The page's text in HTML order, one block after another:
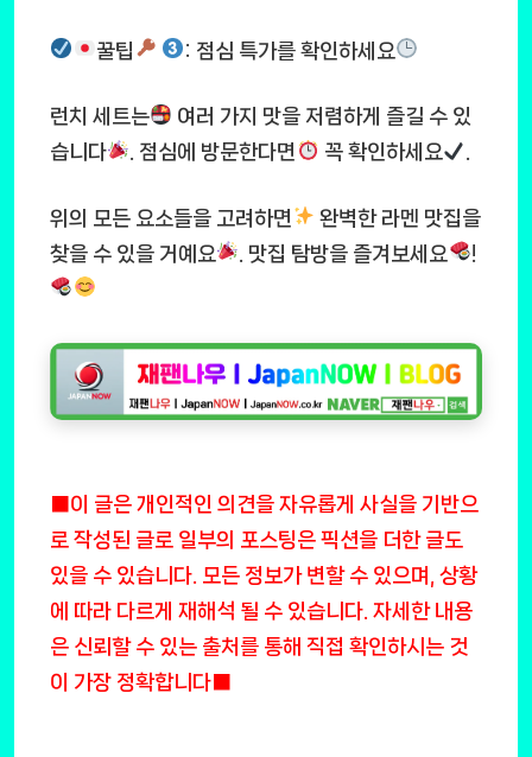
꿀팁 : 점심 특가를 확인하세요
런치 세트는
여러 가지 맛을 저렴하게 즐길 수 있
습니다
. 점심에 방문한다면 꼭 확인하세요
위의 모든 요소들을 고려하면
완벽한 라멘 맛집을
찾을 수 있을 거예요
. 맛집 탐방을 즐겨보세요 !
■이 글은 개인적인 의견을 자유롭게 사실을 기반으
로 작성된 글로 일부의 포스팅은 픽션을 더한 글도
있을 수 있습니다. 모든 정보가 변할 수 있으며, 상황
에 따라 다르게 재해석 될 수 있습니다. 자세한 내용
은 신뢰할 수 있는 출처를 통해 직접 확인하시는 것
이 가장 정확합니다■